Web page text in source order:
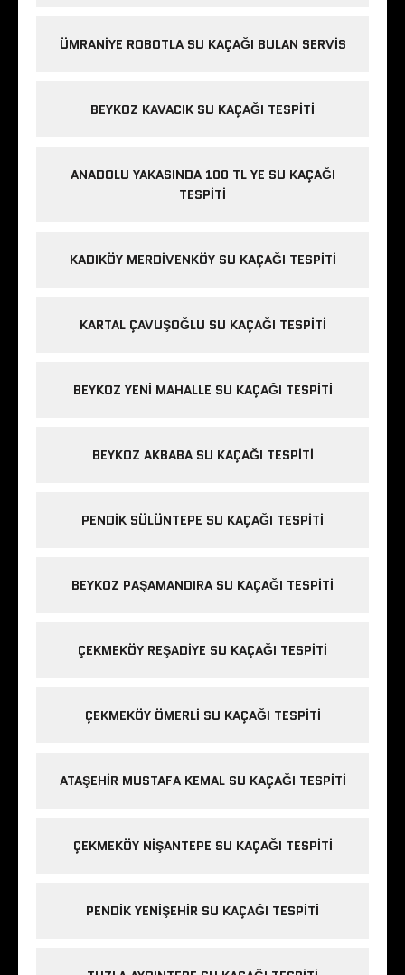
ÜMRANIYE ROBOTLA SU KAÇAĞI BULAN SERVIS
BEYKOZ KAVACIK SU KAÇAĞI TESPITI
ANADOLU YAKASINDA 100 TL YE SU KAÇAĞI
TESPITI
KADIKÖY MERDIVENKÖY SU KAÇAĞI TESPITI
KARTAL ÇAVUŞOĞLU SU KAÇAĞI TESPITI
BEYKOZ YENI MAHALLE SU KAÇAĞI TESPITI
BEYKOZ AKBABA SU KAÇAĞI TESPITI
PENDIK SÜLÜNTEPE SU KAÇAĞI TESPITI
BEYKOZ PAŞAMANDIRA SU KAÇAĞI TESPITI
ÇEKMEKÖY REŞADIYE SU KAÇAĞI TESPITI
ÇEKMEKÖY ÖMERLI SU KAÇAĞI TESPITI
ATAŞEHIR MUSTAFA KEMAL SU KAÇAĞI TESPITI
ÇEKMEKÖY NIŞANTEPE SU KAÇAĞI TESPITI
PENDIK YENIŞEHIR SU KAÇAĞI TESPITI